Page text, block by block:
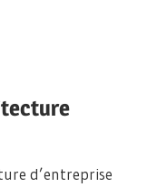
d’entreprise